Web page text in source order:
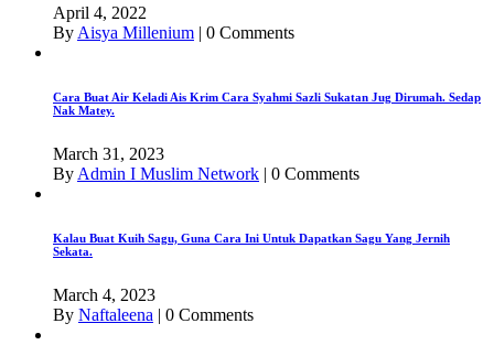
April 4, 2022
By Aisya Millenium | 0 Comments
Cara Buat Air Keladi Ais Krim Cara Syahmi Sazli Sukatan Jug Dirumah. Sedap
Nak Matey.
March 31, 2023
By Admin I Muslim Network | 0 Comments
Kalau Buat Kuih Sagu, Guna Cara Ini Untuk Dapatkan Sagu Yang Jernih
Sekata.
March 4, 2023
By Naftaleena | 0 Comments